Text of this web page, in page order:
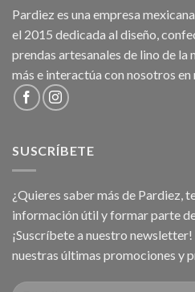
Pardiez es una empresa
el 2015 dedicada al diseño,
prendas artesanales de lino de la
más e interactúa con nosotros
SUSCRÍBETE
¿Quieres saber más de Pardiez,
información útil y formar parte
¡Suscríbete a nuestro
nuestras últimas promociones y